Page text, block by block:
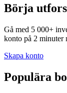
Börja
Gå med 5 000+
konto på 2
Skapa konto
Populära